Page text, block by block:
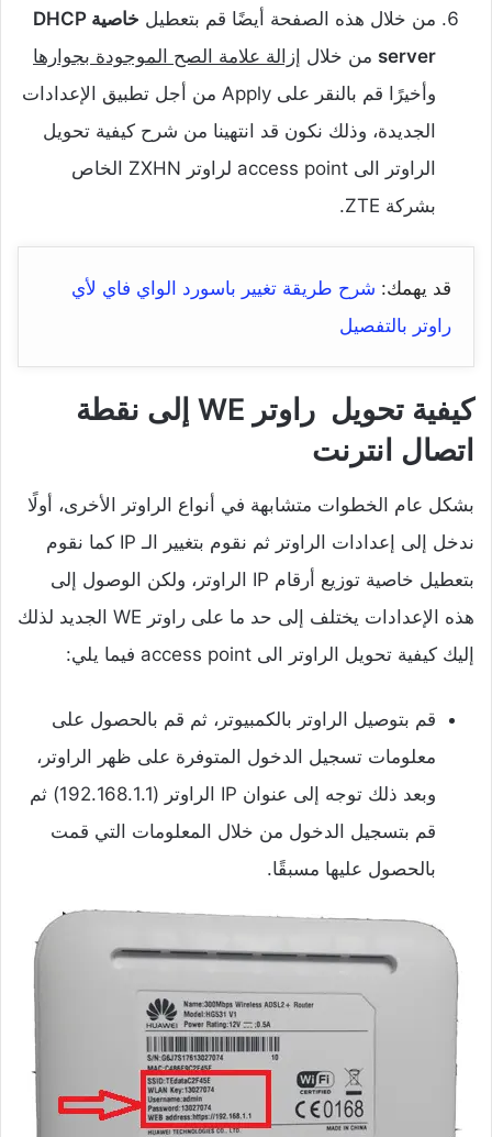
من خلال هذه الصفحة أيضًا قم بتعطيل
خاصية DHCP
server من خلال إزالة علامة الصح الموجودة بجوارها
وأخيرًا قم بالنقر على Apply من أجل تطبيق الإعدادات
الجديدة، وذلك نكون قد انتهينا من شرح كيفية تحويل
الراوتر الى access point لراوتر ZXHN الخاص
بشركة ZTE.
قد يهمك: شرح طريقة تغيير باسورد الواي فاي لأي
راوتر بالتفصيل
كيفية تحويل راوتر WE إلى نقطة
اتصال انترنت
بشكل عام الخطوات متشابهة في أنواع الراوتر الأخرى، أولًا
ندخل إلى إعدادات الراوتر ثم نقوم بتغيير الـ IP كما نقوم
بتعطيل خاصية توزيع أرقام IP الراوتر، ولكن الوصول إلى
هذه الإعدادات يختلف إلى حد ما على راوتر WE الجديد لذلك
إليك كيفية تحويل الراوتر الى access point فيما يلي:
قم بتوصيل الراوتر بالكمبيوتر، ثم قم بالحصول على
معلومات تسجيل الدخول المتوفرة على ظهر الراوتر،
وبعد ذلك توجه إلى عنوان IP الراوتر (192.168.1.1) ثم
قم بتسجيل الدخول من خلال المعلومات التي قمت
بالحصول عليها مسبقًا.